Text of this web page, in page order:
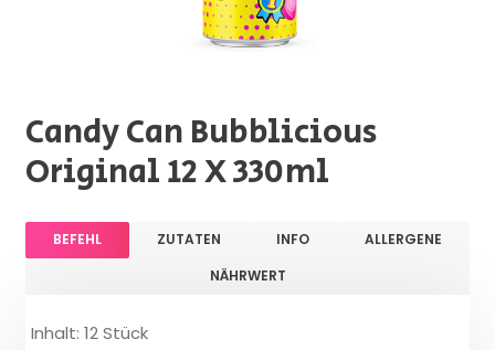
Candy Can Bubblicious
Original 12 X 330ml
BEFEHL ZUTATEN INFO
ALLERGENE
NÄHRWERT
Inhalt: 12 Stück